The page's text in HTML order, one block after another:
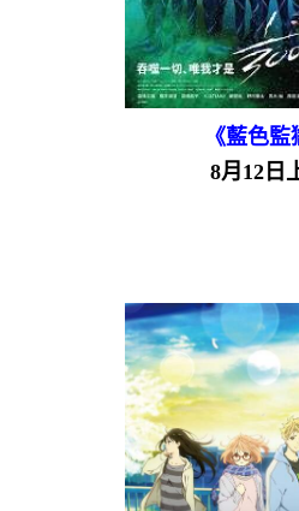
《藍色監
8月12日